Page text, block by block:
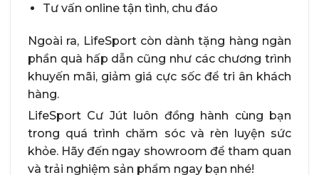
Tư vấn online tận tình, chu đáo
Ngoài ra, LifeSport còn dành tặng hàng ngàn
phần quà hấp dẫn cũng như các chương trình
khuyến mãi, giảm giá cực sốc để tri ân khách
hàng.
LifeSport Cư Jút luôn đồng hành cùng bạn
trong quá trình chăm sóc và rèn luyện sức
khỏe. Hãy đến ngay showroom để tham quan
và trải nghiệm sản phẩm ngay bạn nhé!